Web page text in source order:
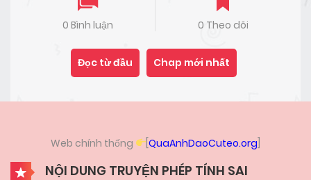
0 Bình luận 0 Theo dõi
Đọc từ đầu Chap mới nhất
Web chính thống [QuaAnhDaoCuteo.org
NỘI DUNG TRUYỆN PHÉP TÍNH SAI